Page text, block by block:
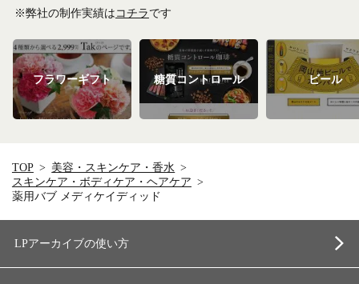
※弊社の制作実績はコチラです
フラワーギフト 糖質コントロール ビール
TOP
美容・スキンケア・香水
スキンケア・ボディケア・ヘアケア
薬用バブ メディケイディッド
LPアーカイブの使い方